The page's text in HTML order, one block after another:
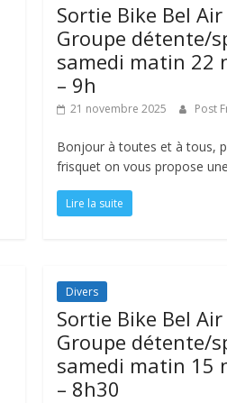
Sortie Bike Bel Air
Groupe détente/
samedi matin 22
– 9h
21 novembre 2025 Post
Bonjour à toutes et à tous,
frisquet on vous propose
Lire la suite
Divers
Sortie Bike Bel Air
Groupe détente/
samedi matin 15
– 8h30